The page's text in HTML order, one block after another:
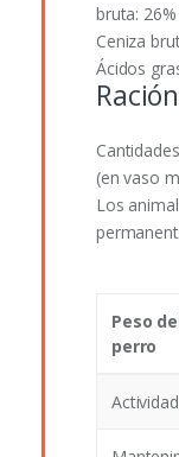
bruta:
Ceniza
Ácidos
(en vaso
Los
Peso
perro
Actividad